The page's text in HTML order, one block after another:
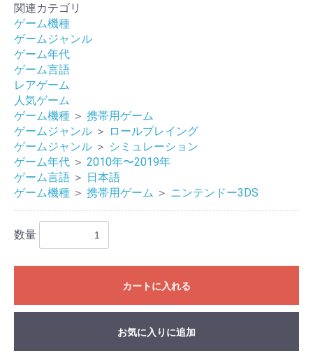
関連カテゴリ
ゲーム機種
ゲームジャンル
ゲーム年代
ゲーム言語
レアゲーム
人気ゲーム
ゲーム機種 ＞ 携帯用ゲーム
ゲームジャンル ＞ ロールプレイング
ゲームジャンル ＞ シミュレーション
ゲーム年代 ＞ 2010年〜2019年
ゲーム言語 ＞ 日本語
ゲーム機種 ＞ 携帯用ゲーム ＞ ニンテンドー3DS
数量
カートに入れる
お買い物を続ける カートへ進む
お気に入りに追加